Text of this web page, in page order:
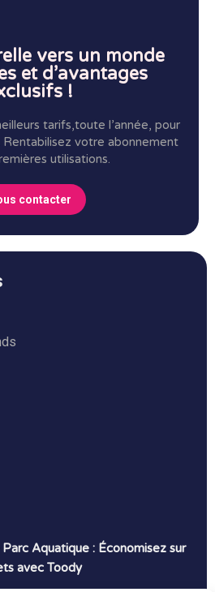
vers un monde
et d’avantages
!
tarifs,toute l’année, pour
Rentabilisez votre abonnement
utilisations.
contacter
Aquatique : Économisez sur
avec Toody